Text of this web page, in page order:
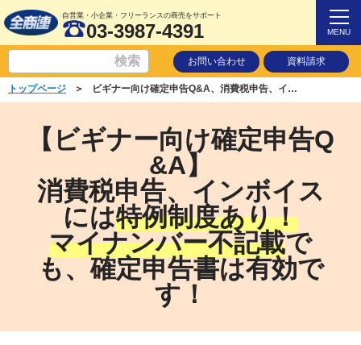
自営業・小企業・フリーランスの商売をサポート
03-3987-4391 MENU
お問い合わせ 資料請求
トップページ ＞ ビギナー向け確定申告Q&A、消費税申告、インボイスには特例制度あり！マイナンバー不記載でも、確定申告書は有効です！
【ビギナー向け確定申告Q
&A】
消費税申告、インボイス
には特例制度あり！
マイナンバー不記載で
も、確定申告書は有効で
す！